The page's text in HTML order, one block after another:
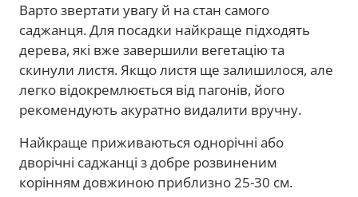
Варто звертати увагу й на стан самого
саджанця. Для посадки найкраще підходять
дерева, які вже завершили вегетацію та
скинули листя. Якщо листя ще залишилося, але
легко відокремлюється від пагонів, його
рекомендують акуратно видалити вручну.
Найкраще приживаються однорічні або
дворічні саджанці з добре розвиненим
корінням довжиною приблизно 25-30 см.